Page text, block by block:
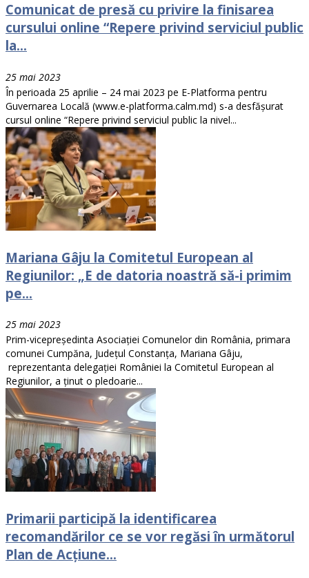
Comunicat de presă cu privire la finisarea
cursului online “Repere privind serviciul public
la...
25 mai 2023
În perioada 25 aprilie – 24 mai 2023 pe E-Platforma pentru
Guvernarea Locală (www.e-platforma.calm.md) s-a desfășurat
cursul online “Repere privind serviciul public la nivel...
Mariana Gâju la Comitetul European al
Regiunilor: „E de datoria noastră să-i primim
pe...
25 mai 2023
Prim-vicepreședinta Asociației Comunelor din România, primara
comunei Cumpăna, Județul Constanța, Mariana Gâju,
reprezentanta delegației României la Comitetul European al
Regiunilor, a ținut o pledoarie...
Primarii participă la identificarea
recomandărilor ce se vor regăsi în următorul
Plan de Acțiune...